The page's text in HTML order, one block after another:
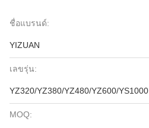
ชื่อแบรนด์:
YIZUAN
เลขรุ่น:
YZ320/YZ380/YZ480/YZ600/YS1000
MOQ: